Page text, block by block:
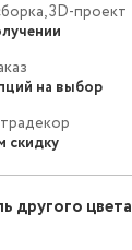
3D-проект
на выбор
скидку
другого цвета